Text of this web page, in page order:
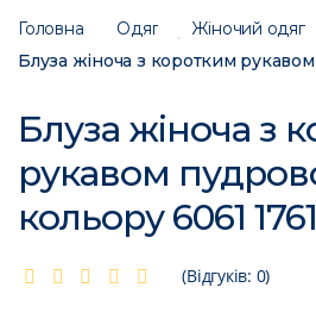
Головна Одяг Жіночий одяг
Блуза жіноча з
рукавом
кольору 6061
(Відгуків: 0)